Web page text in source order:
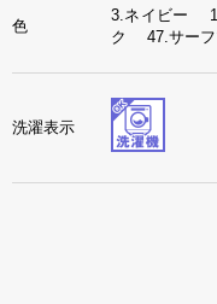
色
3.ネイビー
ク 47.サー
洗濯表示